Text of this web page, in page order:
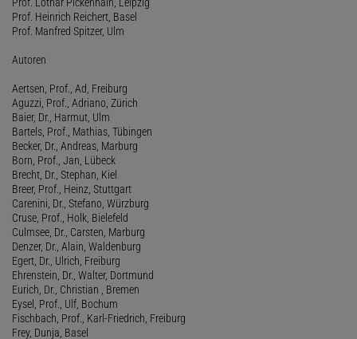
Prof. Heinrich Reichert, Basel
Prof. Manfred Spitzer, Ulm
Autoren
Aertsen, Prof., Ad, Freiburg
Aguzzi, Prof., Adriano, Zürich
Baier, Dr., Harmut, Ulm
Bartels, Prof., Mathias, Tübingen
Becker, Dr., Andreas, Marburg
Born, Prof., Jan, Lübeck
Brecht, Dr., Stephan, Kiel
Breer, Prof., Heinz, Stuttgart
Carenini, Dr., Stefano, Würzburg
Cruse, Prof., Holk, Bielefeld
Culmsee, Dr., Carsten, Marburg
Denzer, Dr., Alain, Waldenburg
Egert, Dr., Ulrich, Freiburg
Ehrenstein, Dr., Walter, Dortmund
Eurich, Dr., Christian , Bremen
Eysel, Prof., Ulf, Bochum
Fischbach, Prof., Karl-Friedrich, Freiburg
Frey, Dunja, Basel